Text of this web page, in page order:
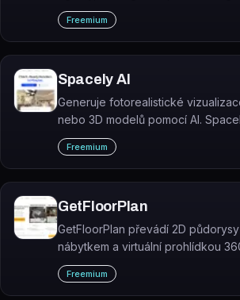
nemovitostí a e-mailové kampaně.
Freemium
Spacely AI
Generuje fotorealistické
nebo 3D modelů pomocí AI.
interiérové designéry a realitní
rychlé renderování místností bez
Freemium
GetFloorPlan
GetFloorPlan převádí 2D
nábytkem a virtuální prohlídkou
Freemium